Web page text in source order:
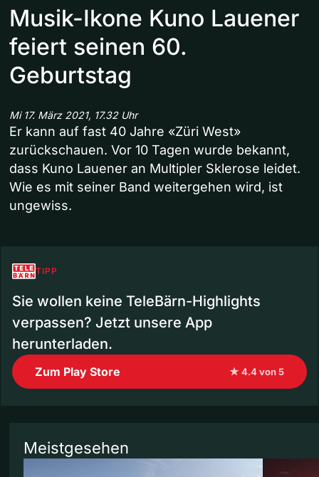
Musik-Ikone Kuno Lauener
feiert seinen 60.
Geburtstag
Mi 17. März 2021, 17.32 Uhr
Er kann auf fast 40 Jahre «Züri West»
zurückschauen. Vor 10 Tagen wurde bekannt,
dass Kuno Lauener an Multipler Sklerose leidet.
Wie es mit seiner Band weitergehen wird, ist
ungewiss.
TIPP
Sie wollen keine TeleBärn-Highlights
verpassen? Jetzt unsere App
herunterladen.
Zum Play Store ★ 4.4 von 5
Meistgesehen